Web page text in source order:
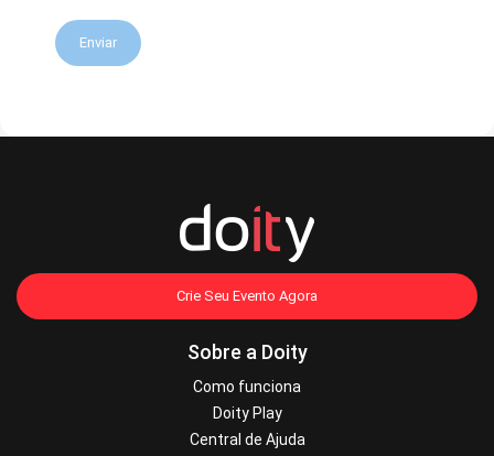
Enviar
Crie Seu Evento Agora
Sobre a Doity
Como funciona
Doity Play
Central de Ajuda